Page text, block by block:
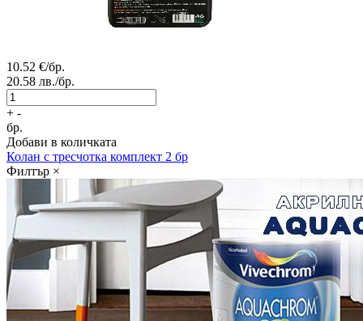
10.52 €/бр.
20.58 лв./бр.
+ -
бр.
Добави в количката
Колан с тресчотка комплект 2 бр
Филтър ×